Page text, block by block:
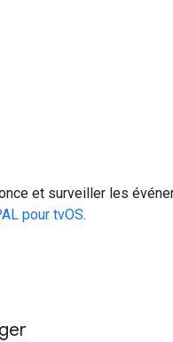
et surveiller les
pour tvOS.